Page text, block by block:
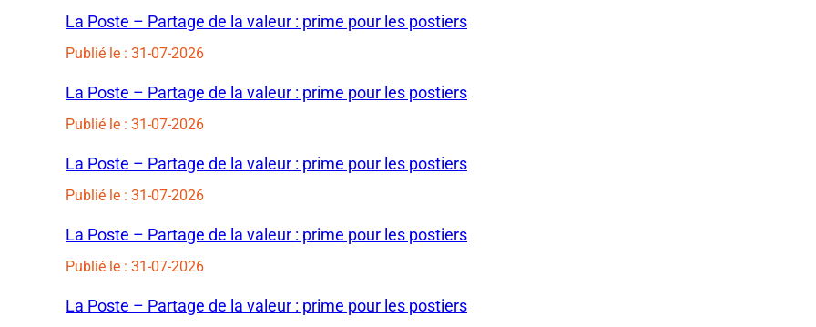
La Poste – Partage de la valeur : prime pour les postiers
Publié le : 31-07-2026
La Poste – Partage de la valeur : prime pour les postiers
Publié le : 31-07-2026
La Poste – Partage de la valeur : prime pour les postiers
Publié le : 31-07-2026
La Poste – Partage de la valeur : prime pour les postiers
Publié le : 31-07-2026
La Poste – Partage de la valeur : prime pour les postiers